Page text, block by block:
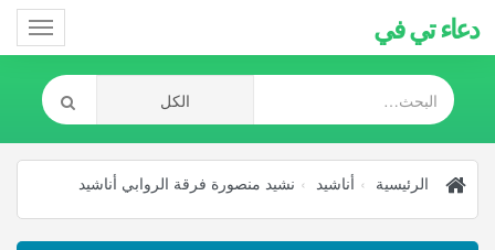
دعاء تي في
الرئيسية أناشيد نشيد منصورة فرقة الروابي أناشيد